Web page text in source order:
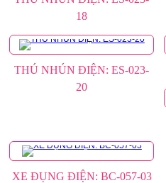
18
THÚ NHÚN ĐIỆN: ES-023-
20
XE ĐỤNG ĐIỆN: BC-057-03